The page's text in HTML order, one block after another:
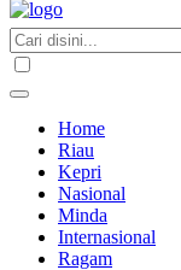
Home
Riau
Kepri
Nasional
Minda
Internasional
Ragam